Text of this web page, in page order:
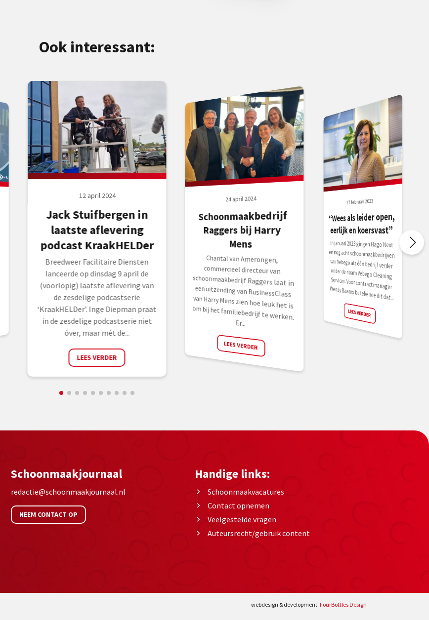
Ook interessant:
12 april 2024
Jack Stuifbergen in
laatste aflevering
podcast KraakHELDer
Breedweer Facilitaire Diensten
lanceerde op dinsdag 9 april de
(voorlopig) laatste aflevering van
de zesdelige podcastserie
‘KraakHELDer’. Inge Diepman praat
in de zesdelige podcastserie niet
óver, maar mét de...
LEES VERDER
24 april 2024
Schoonmaakbedrijf
Raggers bij Harry
Mens
Chantal van Amerongen,
commercieel directeur van
schoonmaakbedrijf Raggers laat in
een uitzending van BusinessClass
van Harry Mens zien hoe leuk het is
om bij het familiebedrijf te werken.
Er...
LEES VERDER
27 februari 2023
“Wees als leider open,
eerlijk en koersvast”
In januari 2023 gingen Hago Next
en nog acht schoonmaakbedrijven
van Vebego als één bedrijf verder
onder de naam Vebego Cleaning
Services. Voor contractmanager
Wendy Baams betekende dit dat...
LEES VERDER
Schoonmaakjournaal
redactie@schoonmaakjournaal.nl
NEEM CONTACT OP
Handige links:
Schoonmaakvacatures
Contact opnemen
Veelgestelde vragen
Auteursrecht/gebruik content
webdesign & development: FourBottles Design